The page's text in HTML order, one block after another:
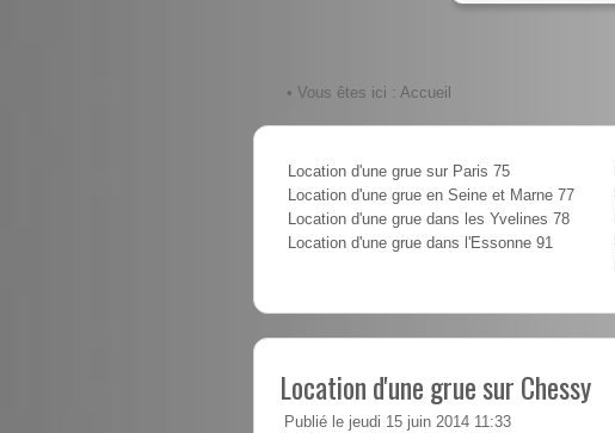
• Vous êtes ici : Accueil
Location d'une grue sur Paris 75
Location d'une grue en Seine et Marne 77
Location d'une grue dans les Yvelines 78
Location d'une grue dans l'Essonne 91
Location d'une grue sur Chessy
Publié le jeudi 15 juin 2014 11:33